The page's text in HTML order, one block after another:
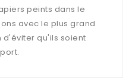
peints dans le
avec le plus grand
d'éviter qu'ils soient